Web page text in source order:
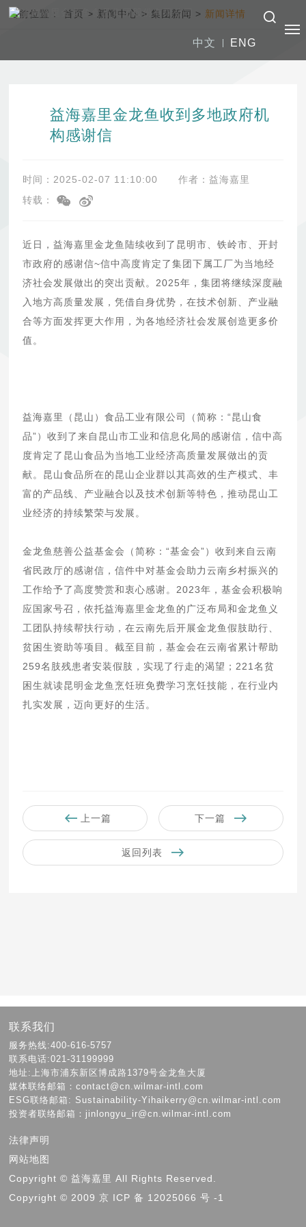
中文 ENG
当前位置：首页 > 新闻中心 > 集团新闻 > 新闻详情
益海嘉里金龙鱼收到多地政府机
构感谢信
时间：2025-02-07 11:10:00
作者：益海嘉里
转载：
近日，益海嘉里金龙鱼陆续收到了昆明市、铁岭市、开封
市政府的感谢信~信中高度肯定了集团下属工厂为当地经
济社会发展做出的突出贡献。2025年，集团将继续深度融
入地方高质量发展，凭借自身优势，在技术创新、产业融
合等方面发挥更大作用，为各地经济社会发展创造更多价
值。
益海嘉里（昆山）食品工业有限公司（简称：“昆山食
品”）收到了来自昆山市工业和信息化局的感谢信，信中高
度肯定了昆山食品为当地工业经济高质量发展做出的贡
献。昆山食品所在的昆山企业群以其高效的生产模式、丰
富的产品线、产业融合以及技术创新等特色，推动昆山工
业经济的持续繁荣与发展。
金龙鱼慈善公益基金会（简称：“基金会”）收到来自云南
省民政厅的感谢信，信件中对基金会助力云南乡村振兴的
工作给予了高度赞赏和衷心感谢。2023年，基金会积极响
应国家号召，依托益海嘉里金龙鱼的广泛布局和金龙鱼义
工团队持续帮扶行动，在云南先后开展金龙鱼假肢助行、
贫困生资助等项目。截至目前，基金会在云南省累计帮助
259名肢残患者安装假肢，实现了行走的渴望；221名贫
困生就读昆明金龙鱼烹饪班免费学习烹饪技能，在行业内
扎实发展，迈向更好的生活。
上一篇 下一篇
返回列表
联系我们
服务热线:400-616-5757
联系电话:021-31199999
地址:上海市浦东新区博成路1379号金龙鱼大厦
媒体联络邮箱：contact@cn.wilmar-intl.com
ESG联络邮箱: Sustainability-Yihaikerry@cn.wilmar-intl.com
投资者联络邮箱：jinlongyu_ir@cn.wilmar-intl.com
法律声明
网站地图
Copyright © 益海嘉里 All Rights Reserved.
Copyright © 2009 京 ICP 备 12025066 号 -1